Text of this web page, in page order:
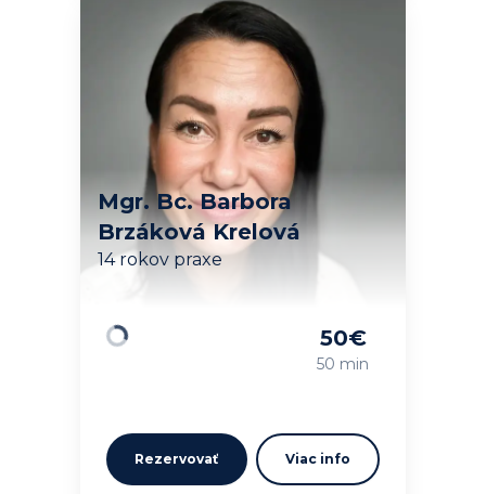
Mgr. Bc. Barbora
Brzáková Krelová
14 rokov praxe
50€
50 min
Rezervovať Viac info